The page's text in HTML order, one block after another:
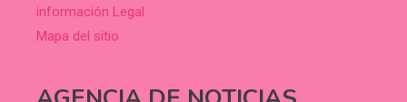
información Legal
Mapa del sitio